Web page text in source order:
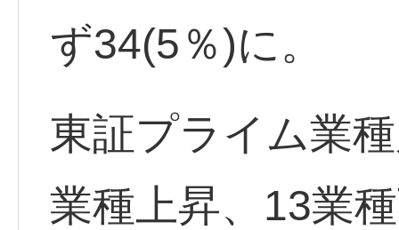
ず34(5％)に。
東証プライム業
業種上昇、13業